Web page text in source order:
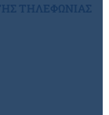
ΤΗΛΕΦΩΝΙΑΣ